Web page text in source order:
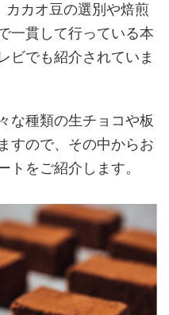
カカオ豆の選別や焙煎
一貫して行っている本
ビでも紹介されていま
な種類の生チョコや板
すので、その中からお
トをご紹介します。